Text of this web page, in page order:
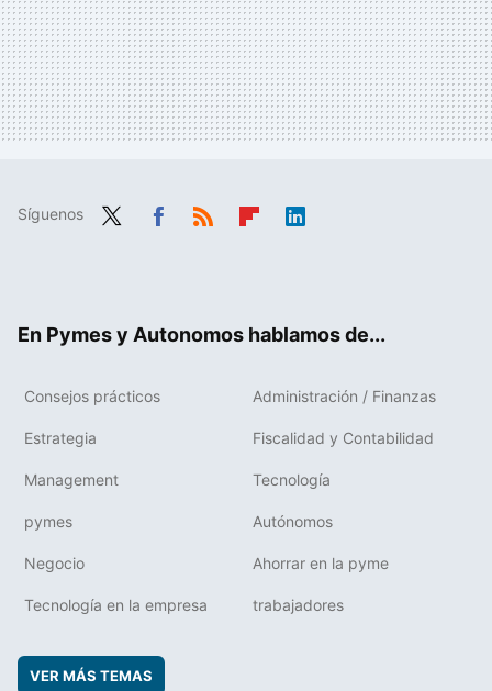
Síguenos
En Pymes y Autonomos hablamos de...
Consejos prácticos Administración / Finanzas
Estrategia Fiscalidad y Contabilidad
Management Tecnología
pymes Autónomos
Negocio Ahorrar en la pyme
Tecnología en la empresa trabajadores
VER MÁS TEMAS